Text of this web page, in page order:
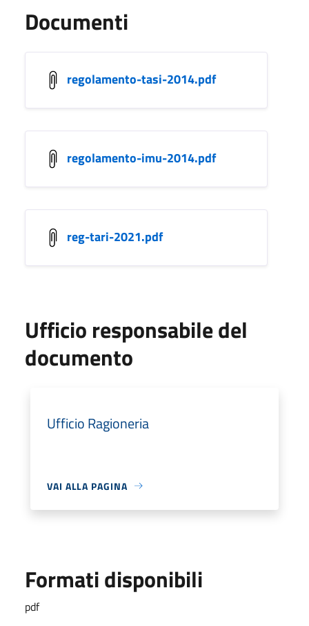
Documenti
regolamento-tasi-2014.pdf
regolamento-imu-2014.pdf
reg-tari-2021.pdf
Ufficio responsabile del
documento
Ufficio Ragioneria
VAI ALLA PAGINA
Formati disponibili
pdf